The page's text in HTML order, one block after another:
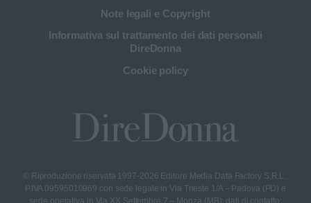
Note legali e Copyright
Informativa sul trattamento dei dati personali
DireDonna
Cookie policy
© Riproduzione riservata 1997-2026 Editore Media Data Factory S.R.L.,
P.IVA 09595010969 con sede legale in Via Trieste 1/A – Padova (PD) e